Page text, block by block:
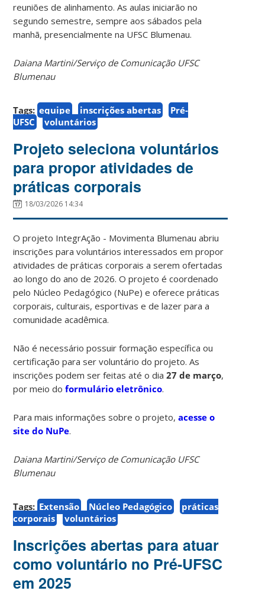
reuniões de alinhamento. As aulas iniciarão no
segundo semestre, sempre aos sábados pela
manhã, presencialmente na UFSC Blumenau.
Daiana Martini/Serviço de Comunicação UFSC
Blumenau
Tags: equipe inscrições abertas
Pré-
UFSC
voluntários
Projeto seleciona voluntários
para propor atividades de
práticas corporais
18/03/2026 14:34
O projeto IntegrAção - Movimenta Blumenau abriu
inscrições para voluntários interessados em propor
atividades de práticas corporais a serem ofertadas
ao longo do ano de 2026. O projeto é coordenado
pelo Núcleo Pedagógico (NuPe) e oferece práticas
corporais, culturais, esportivas e de lazer para a
comunidade acadêmica.
Não é necessário possuir formação específica ou
certificação para ser voluntário do projeto. As
inscrições podem ser feitas até o dia27 de março,
por meio doformulário eletrônico.
Para mais informações sobre o projeto,acesse o
site do NuPe.
Daiana Martini/Serviço de Comunicação UFSC
Blumenau
Tags: Extensão Núcleo Pedagógico
práticas
corporais
voluntários
Inscrições abertas para atuar
como voluntário no Pré-UFSC
em 2025